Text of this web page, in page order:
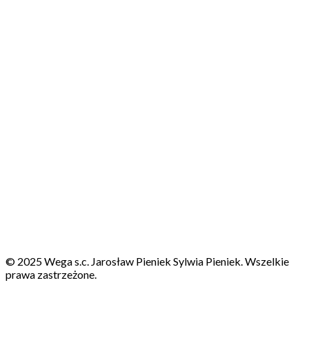
© 2025 Wega s.c. Jarosław Pieniek Sylwia Pieniek. Wszelkie
prawa zastrzeżone.